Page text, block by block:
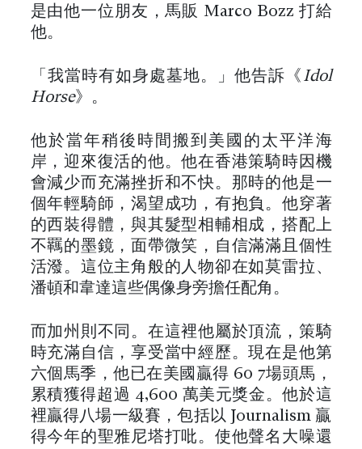
是由他一位朋友，馬販 Marco Bozz 打給
他。
「我當時有如身處墓地。」他告訴《 Idol
Horse》。
他於當年稍後時間搬到美國的太平洋海
岸，迎來復活的他。他在香港策騎時因機
會減少而充滿挫折和不快。那時的他是一
個年輕騎師，渴望成功，有抱負。他穿著
的西裝得體，與其髮型相輔相成，搭配上
不羈的墨鏡，面帶微笑，自信滿滿且個性
活潑。這位主角般的人物卻在如莫雷拉、
潘頓和韋達這些偶像身旁擔任配角。
而加州則不同。在這裡他屬於頂流，策騎
時充滿自信，享受當中經歷。現在是他第
六個馬季，他已在美國贏得 60 7場頭馬，
累積獲得超過 4,600 萬美元獎金。他於這
裡贏得八場一級賽，包括以 Journalism 贏
得今年的聖雅尼塔打吡。使他聲名大噪還